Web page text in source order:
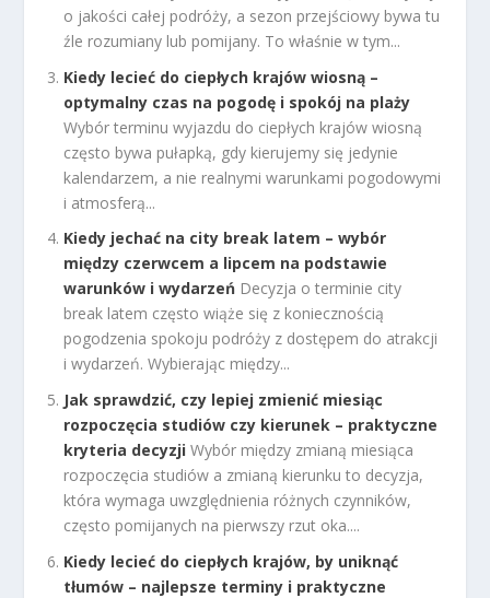
o jakości całej podróży, a sezon przejściowy bywa tu
źle rozumiany lub pomijany. To właśnie w tym...
Kiedy lecieć do ciepłych krajów wiosną –
optymalny czas na pogodę i spokój na plaży
Wybór terminu wyjazdu do ciepłych krajów wiosną
często bywa pułapką, gdy kierujemy się jedynie
kalendarzem, a nie realnymi warunkami pogodowymi
i atmosferą...
Kiedy jechać na city break latem – wybór
między czerwcem a lipcem na podstawie
warunków i wydarzeń Decyzja o terminie city
break latem często wiąże się z koniecznością
pogodzenia spokoju podróży z dostępem do atrakcji
i wydarzeń. Wybierając między...
Jak sprawdzić, czy lepiej zmienić miesiąc
rozpoczęcia studiów czy kierunek – praktyczne
kryteria decyzji Wybór między zmianą miesiąca
rozpoczęcia studiów a zmianą kierunku to decyzja,
która wymaga uwzględnienia różnych czynników,
często pomijanych na pierwszy rzut oka....
Kiedy lecieć do ciepłych krajów, by uniknąć
tłumów – najlepsze terminy i praktyczne